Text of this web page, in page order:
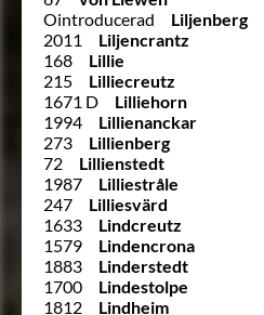
Ointroducerad
Liljenberg
2011
Liljencrantz
168
Lillie
215
Lilliecreutz
1671 D
Lilliehorn
1994
Lillienanckar
273
Lillienberg
72
Lillienstedt
1987
Lilliestråle
247
Lilliesvärd
1633
Lindcreutz
1579
Lindencrona
1883
Linderstedt
1700
Lindestolpe
1812
Lindheim